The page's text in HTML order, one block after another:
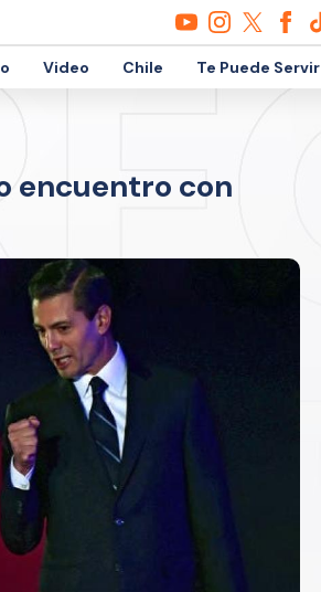
Video Chile Te Puede Servir
encuentro con